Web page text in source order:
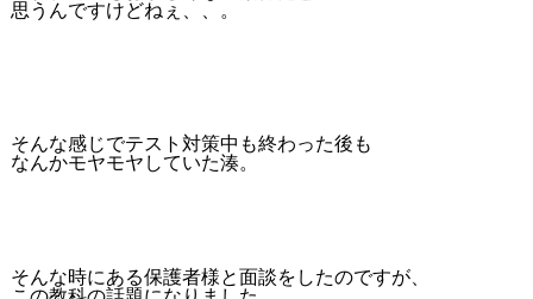
思うんですけどねぇ、、。
そんな感じでテスト対策中も終わった後も
なんかモヤモヤしていた湊。
そんな時にある保護者様と面談をしたのですが、